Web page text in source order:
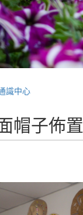
識中心
帽子佈置